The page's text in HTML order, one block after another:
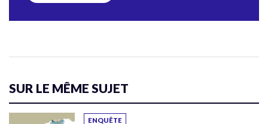
SUR LE MÊME SUJET
ENQUÊTE